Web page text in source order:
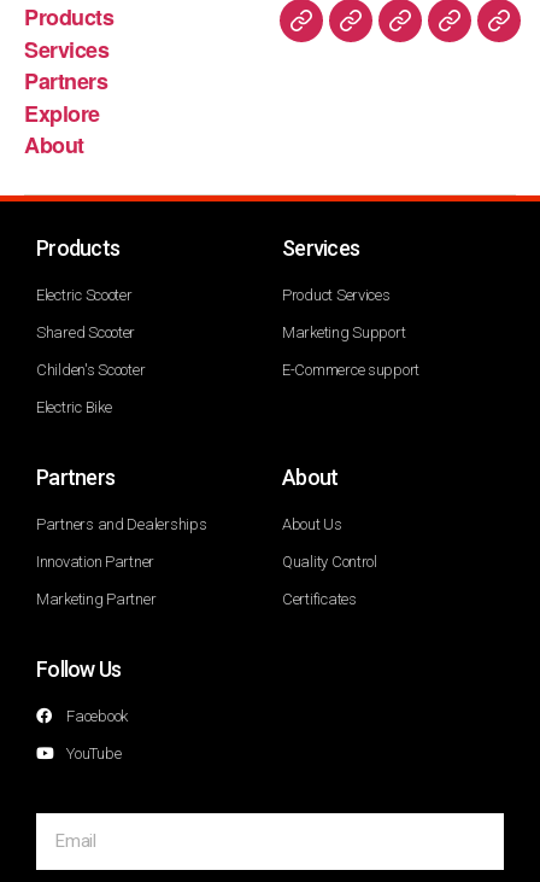
Products
Services
Partners
Explore
About
Products
Electric Scooter
Shared Scooter
Childen's Scooter
Electric Bike
Services
Product Services
Marketing Support
E-Commerce support
Partners
Partners and Dealerships
Innovation Partner
Marketing Partner
About
About Us
Quality Control
Certificates
Follow Us
Facebook
YouTube